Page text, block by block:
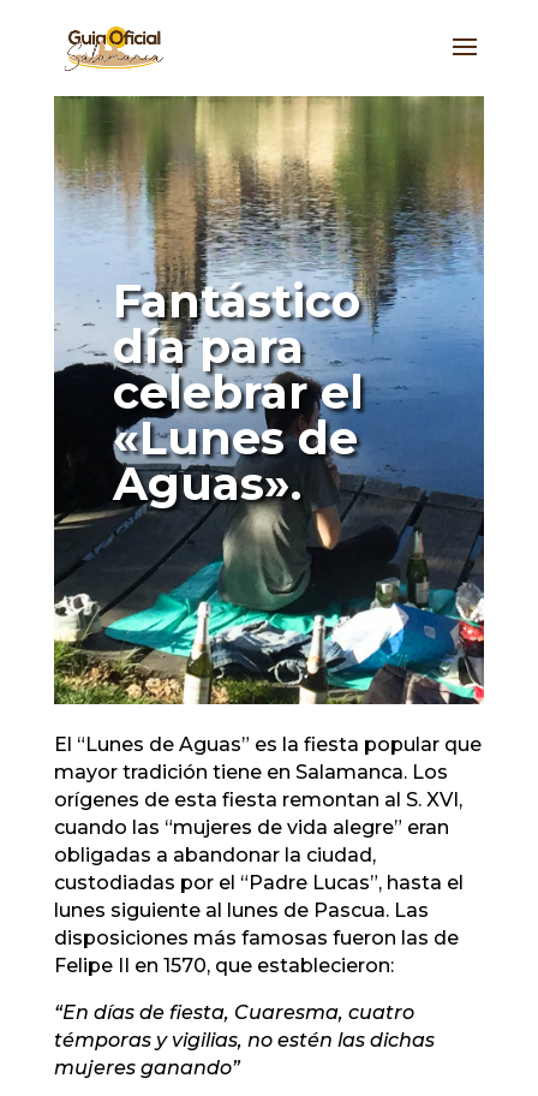
Fantástico
día para
celebrar el
«Lunes de
Aguas».
El “Lunes de Aguas” es la fiesta popular que
mayor tradición tiene en Salamanca. Los
orígenes de esta fiesta remontan al S. XVI,
cuando las “mujeres de vida alegre” eran
obligadas a abandonar la ciudad,
custodiadas por el “Padre Lucas”, hasta el
lunes siguiente al lunes de Pascua. Las
disposiciones más famosas fueron las de
Felipe II en 1570, que establecieron:
“En días de fiesta, Cuaresma, cuatro
témporas y vigilias, no estén las dichas
mujeres ganando”